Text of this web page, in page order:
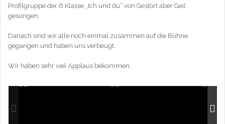
Profilgruppe der 6.Klasse „Ich und du“ von Gestört aber Geil
gesungen.
Danach sind wir alle noch einmal zusammen auf die Bühne
gegangen und haben uns verbeugt.
Wir haben sehr viel Applaus bekommen.